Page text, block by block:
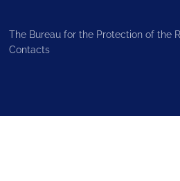
The Bureau for the Protection of the
Contacts